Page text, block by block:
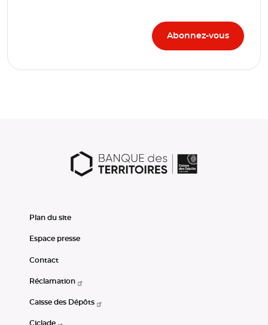
Plan du site
Espace presse
Contact
Réclamation
Caisse des Dépôts
Ciclade